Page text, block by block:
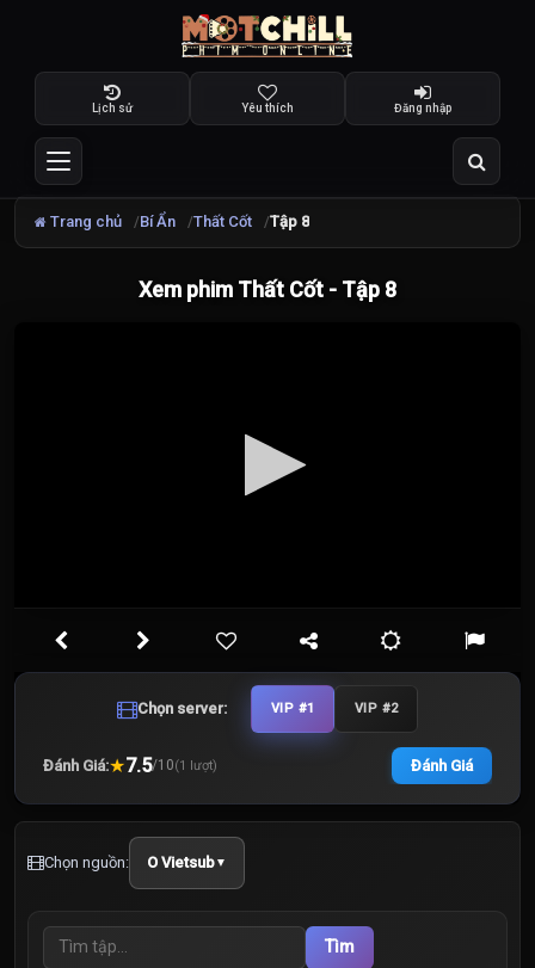
Lịch sử Yêu thích Đăng nhập
Trang chủ Bí Ẩn Thất Cốt Tập 8
Xem phim Thất Cốt - Tập 8
Chọn server: VIP #1 VIP #2
Đánh Giá:★7.5/10(1 lượt) Đánh Giá
Chọn nguồn: O Vietsub▼
Tìm